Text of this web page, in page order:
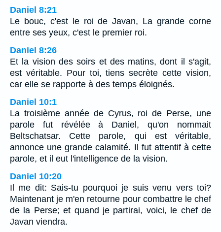
Daniel 8:21
Le bouc, c'est le roi de Javan, La grande corne
entre ses yeux, c'est le premier roi.
Daniel 8:26
Et la vision des soirs et des matins, dont il s'agit,
est véritable. Pour toi, tiens secrète cette vision,
car elle se rapporte à des temps éloignés.
Daniel 10:1
La troisième année de Cyrus, roi de Perse, une
parole fut révélée à Daniel, qu'on nommait
Beltschatsar. Cette parole, qui est véritable,
annonce une grande calamité. Il fut attentif à cette
parole, et il eut l'intelligence de la vision.
Daniel 10:20
Il me dit: Sais-tu pourquoi je suis venu vers toi?
Maintenant je m'en retourne pour combattre le chef
de la Perse; et quand je partirai, voici, le chef de
Javan viendra.